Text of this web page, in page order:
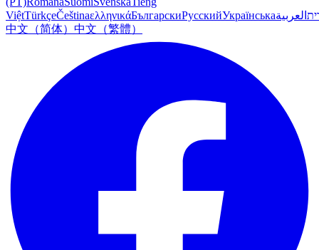
ViệtTürkçeČeštinaελληνικάБългарскиРусскийУкраїнськаالعربية
中文（简体） 中文（繁體）